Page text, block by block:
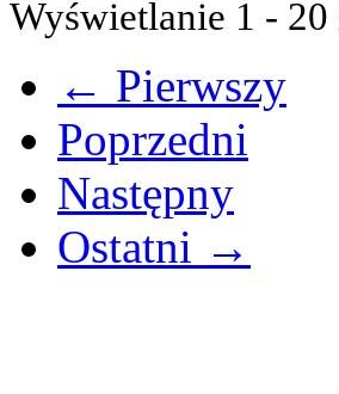
Wyświetlanie 1 -
← Pierwszy
Poprzedni
Następny
Ostatni →